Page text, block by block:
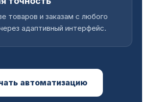
товаров и заказам с любого
адаптивный интерфейс.
автоматизацию